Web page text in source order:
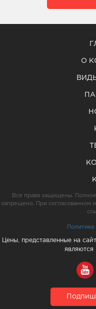
О
Все права защищены.
запрещено. При согласованном
Цены, представленные на
являются